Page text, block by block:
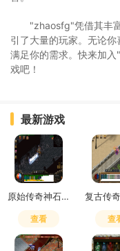
"zhaosfg"凭借其丰
引了大量的玩家。无论
满足你的需求。快来加
戏吧！
最新游戏
原始传奇神石哪里打
查看 查